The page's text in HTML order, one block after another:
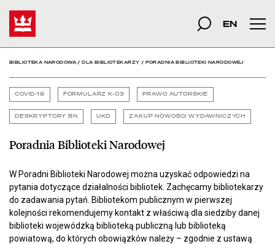
Poradnia Bibliotekiszukana fraza
Szukaj
EN
BIBLIOTEKA NARODOWA/DLA BIBLIOTEKARZY / PORADNIA BIBLIOTEKI NARODOWEJ
COVID-19 FORMULARZ K-03 PRAWO AUTORSKIE
DESKRYPTORY BN UKD ZAKUP NOWOŚCI WYDAWNICZYCH
Poradnia Biblioteki Narodowej
W Poradni Biblioteki Narodowej można uzyskać odpowiedzi na
pytania dotyczące działalności bibliotek. Zachęcamy bibliotekarzy
do zadawania pytań. Bibliotekom publicznym w pierwszej
kolejności rekomendujemy kontakt z właściwą dla siedziby danej
biblioteki wojewódzką biblioteką publiczną lub biblioteką
powiatową, do których obowiązków należy – zgodnie z ustawą